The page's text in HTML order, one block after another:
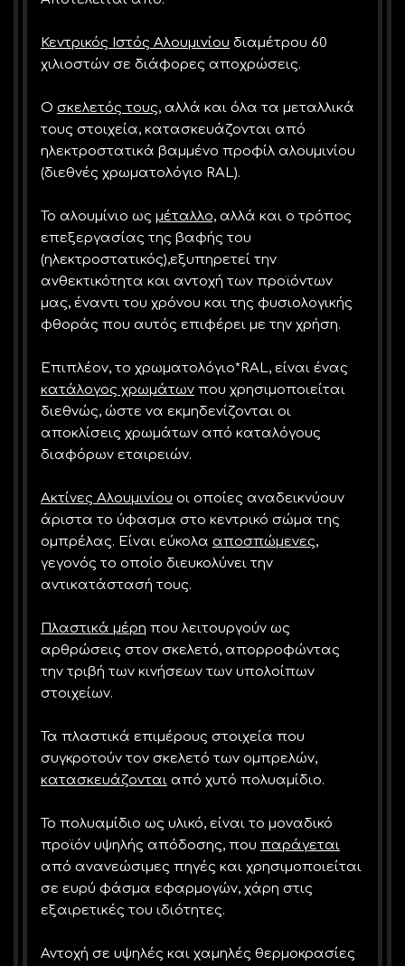
Κεντρικός Ιστός Αλουμινίου διαμέτρου 60
χιλιοστών σε διάφορες αποχρώσεις.
Ο σκελετός τους, αλλά και όλα τα μεταλλικά
τους στοιχεία, κατασκευάζονται από
ηλεκτροστατικά βαμμένο προφίλ αλουμινίου
(διεθνές χρωματολόγιο RAL).
Το αλουμίνιο ως μέταλλο, αλλά και ο τρόπος
επεξεργασίας της βαφής του
(ηλεκτροστατικός),εξυπηρετεί την
ανθεκτικότητα και αντοχή των προϊόντων
μας, έναντι του χρόνου και της φυσιολογικής
φθοράς που αυτός επιφέρει με την χρήση.
Επιπλέον, το χρωματολόγιο*RAL, είναι ένας
κατάλογος χρωμάτων που χρησιμοποιείται
διεθνώς, ώστε να εκμηδενίζονται οι
αποκλίσεις χρωμάτων από καταλόγους
διαφόρων εταιρειών.
Ακτίνες Αλουμινίου οι οποίες αναδεικνύουν
άριστα το ύφασμα στο κεντρικό σώμα της
ομπρέλας. Είναι εύκολα αποσπώμενες,
γεγονός το οποίο διευκολύνει την
αντικατάστασή τους.
Πλαστικά μέρη που λειτουργούν ως
αρθρώσεις στον σκελετό, απορροφώντας
την τριβή των κινήσεων των υπολοίπων
στοιχείων.
Τα πλαστικά επιμέρους στοιχεία που
συγκροτούν τον σκελετό των ομπρελών,
κατασκευάζονται από χυτό πολυαμίδιο.
Το πολυαμίδιο ως υλικό, είναι το μοναδικό
προϊόν υψηλής απόδοσης, που παράγεται
από ανανεώσιμες πηγές και χρησιμοποιείται
σε ευρύ φάσμα εφαρμογών, χάρη στις
εξαιρετικές του ιδιότητες.
Αντοχή σε υψηλές και χαμηλές θερμοκρασίες